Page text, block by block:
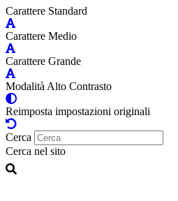
Carattere Standard
Carattere Medio
Carattere Grande
Modalità Alto Contrasto
Reimposta impostazioni originali
Cerca
Cerca nel sito